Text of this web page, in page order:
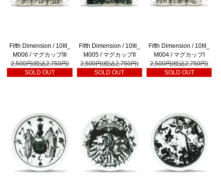
Fifth Dimension / 10III_
M006 / マグカップIII
2,500円(税込2,750円)
SOLD OUT
Fifth Dimension / 10III_
M005 / マグカップII
2,500円(税込2,750円)
SOLD OUT
Fifth Dimension / 10III_
M004 / マグカップI
2,500円(税込2,750円)
SOLD OUT